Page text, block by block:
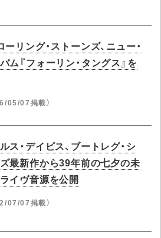
ーリング・ストーンズ、ニュー・
ム『フォーリン・タングス』を
05/07掲載）
ス・デイビス、ブートレグ・シ
最新作から39年前の七夕の未
イヴ音源を公開
07/07掲載）